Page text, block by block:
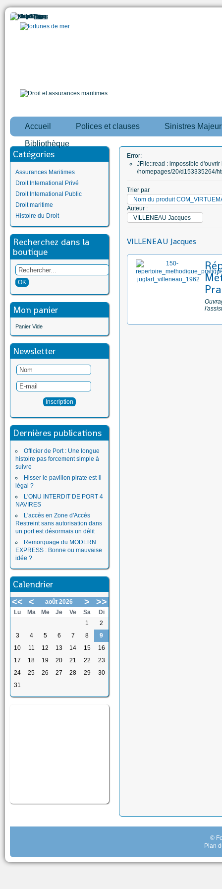
Accueil Polices et clauses Sinistres
Bibliothèque
Catégories
Assurances Maritimes
Droit International Privé
Droit International Public
Droit maritime
Histoire du Droit
Recherchez dans la
boutique
Mon panier
Panier Vide
Newsletter
Dernières publications
Officier de Port : Une longue
histoire pas forcement simple à
suivre
Hisser le pavillon pirate est-il
légal ?
L'ONU INTERDIT DE PORT 4
NAVIRES
L'accès en Zone d'Accès
Restreint sans autorisation dans
un port est désormais un délit
Remorquage du MODERN
EXPRESS : Bonne ou mauvaise
idée ?
Calendrier
<< < août 2026 > >>
Lu Ma Me Je Ve Sa
Di
1
2
3
4 5 6 7 8
9
10
11 12 13 14 15
16
17
18 19 20 21 22
23
24
25 26 27 28 29
30
31
Error:
JFile::read : impossible d'ouvrir
/homepages/20/d153335264/
Trier par
Nom du produit
Auteur :
VILLENEAU Jacques
VILLENEAU Jacques
©
Plan